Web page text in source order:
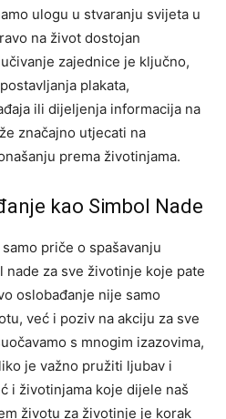
ulogu u stvaranju svijeta u
na život dostojan
zajednice je ključno,
plakata,
ili dijeljenja informacija na
značajno utjecati na
prema životinjama.
kao Simbol Nade
priče o spašavanju
nade za sve životinje koje pate
oslobađanje nije samo
već i poziv na akciju za sve
s mnogim izazovima,
je važno pružiti ljubav i
i životinjama koje dijele naš
životu za životinje je korak